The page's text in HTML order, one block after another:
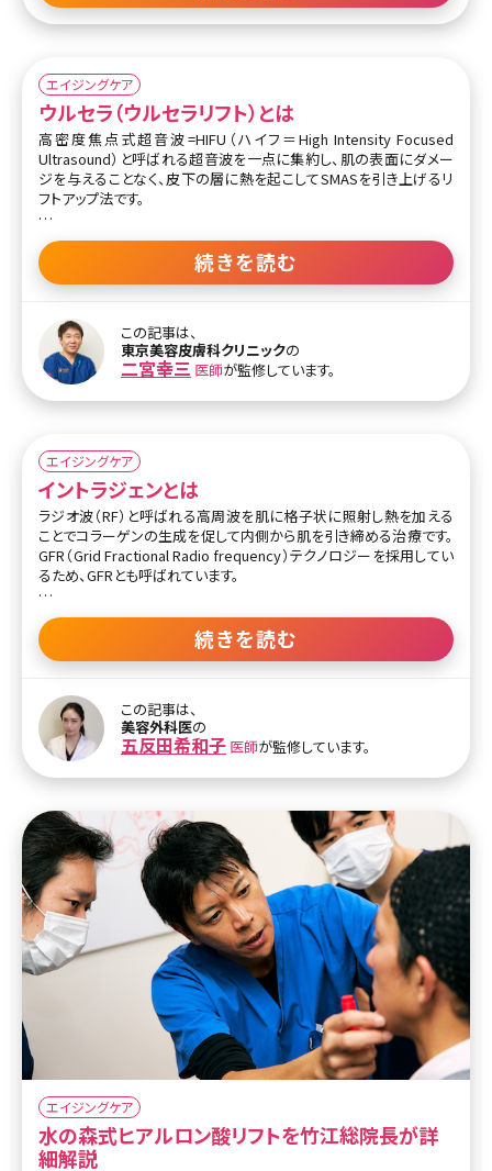
さらにハンドピースを押し当てながら照射し、高周波熱エネルギーと
でSMAS（表情筋群）を引き上げることができるほか、脂肪縮小、美肌
効果も得られるトータルなアンチエイジング方法と言えるでしょう。
おもな治療部位は、顔全体（首、目もとなども可能）、フェイスライン、
二の腕、太もも、尻、お腹などになります。狭い部位でも治療しやすい
ように、ハンドピースの大きさが3種類用意されています。
エイジングケア
ウルセラ（ウルセラリフト）とは
高密度焦点式超音波=HIFU（ハイフ＝High Intensity Focused
Ultrasound）と呼ばれる超音波を一点に集約し、肌の表面にダメー
ジを与えることなく、皮下の層に熱を起こしてSMASを引き上げるリ
フトアップ法です。
確かなリフトアップ効果を得るためにはSMASへのアプローチが必
須ですが、皮膚を切開する手術には抵抗がある方も多いでしょう。ウ
ルセラは「切らないリフトアップ」とも呼ばれ、術後2カ月程度の時間
ウルセラはサーマクールよりも皮膚の深い位置に超音波を照射でき
るとされます。おもな施術部位は、目もと、眉、首（上部）、額（側頭
部）、フェイスライン、こめかみ、頬など。たるみ治療の定番サーマクー
医療機器です。
続きを読む
この記事は、
東京美容皮膚科クリニックの
二宮幸三 医師が監修しています。
エイジングケア
イントラジェンとは
ラジオ波（RF）と呼ばれる高周波を肌に格子状に照射し熱を加える
ことでコラーゲンの生成を促して内側から肌を引き締める治療です。
GFR（Grid Fractional Radio frequency）テクノロジーを採用してい
るため、GFRとも呼ばれています。
GFRは皮膚の奥にいくにつれて熱エネルギーが均一に広がるため、
効果にムラが出ることなく、効率よく肌を引き締めることができます。
照射によって真皮のコラーゲン繊維が収縮するので即時の引き締め
のあいだ、真皮層でのコラーゲンの産生を持続的に促されるため、
肌のハリ感、小じわの改善、毛穴の改善、リフトアップなどの効果が
さらにあらわれてきます。
従来のRF治療機と比較してイントラジェンは、肌表面へのダメージ
るサーマクールCPTなどの施術より痛みが少なくなりました。さらに
サーマクールCPTと比較して費用も安くなっています。
続きを読む
この記事は、
美容外科医の
五反田希和子 医師が監修しています。
エイジングケア
水の森式ヒアルロン酸リフトを竹江総院長が詳
細解説